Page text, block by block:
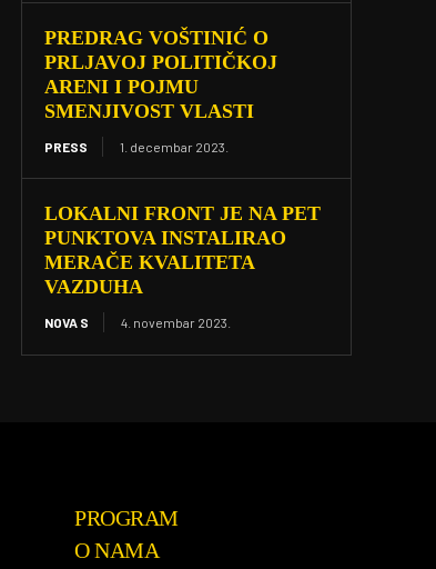
PREDRAG VOŠTINIĆ O
PRLJAVOJ POLITIČKOJ
ARENI I POJMU
SMENJIVOST VLASTI
PRESS 1. decembar 2023.
LOKALNI FRONT JE NA PET
PUNKTOVA INSTALIRAO
MERAČE KVALITETA
VAZDUHA
NOVA S 4. novembar 2023.
PROGRAM
O NAMA